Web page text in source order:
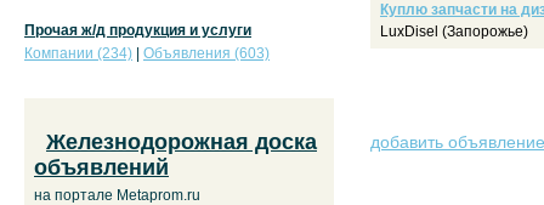
Куплю запчасти на
LuxDisel (Запорожье)
добавить объявление
Прочая ж/д продукция и услуги
Компании (234)
Объявления (603)
Железнодорожная доска
объявлений
на портале Metaprom.ru